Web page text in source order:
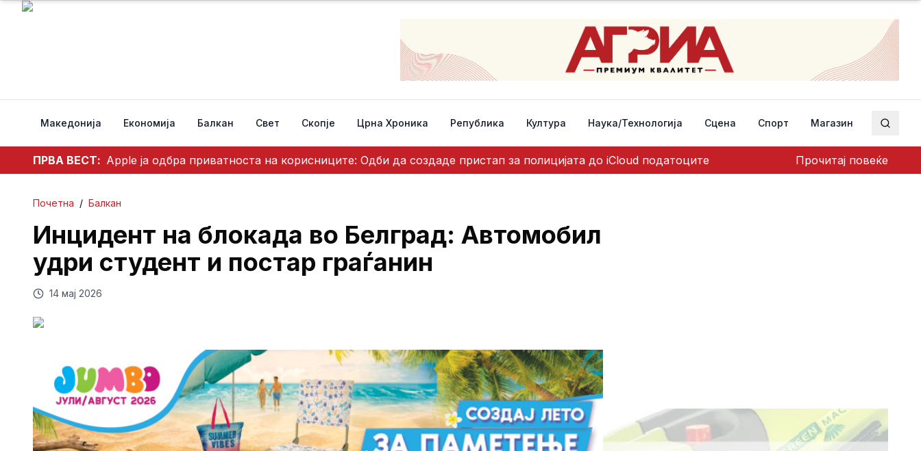
Македонија Економија Балкан Свет Скопје Црна Хроника Република Култура Наука/Технологија Сцена Спорт Магазин
ПРВА ВЕСТ: Apple ја одбра приватноста на корисниците: Одби да создаде пристап за полицијата до iCloud податоците Прочитај повеќе
Почетна / Балкан
Инцидент на блокада во Белград: Автомобил
удри студент и постар граѓанин
14 мај 2026